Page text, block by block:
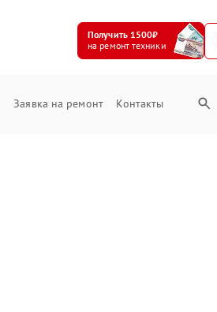
Получить 1500₽
на ремонт техники
Заявка на ремонт Контакты